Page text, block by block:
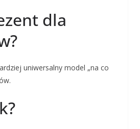
dla
uniwersalny model „na co